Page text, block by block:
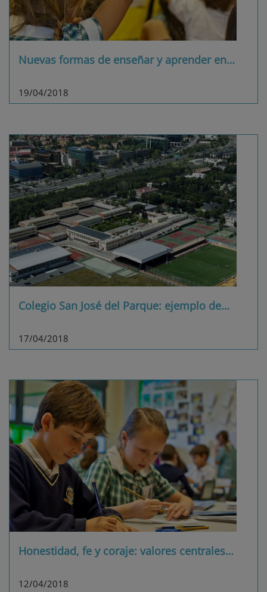
Nuevas formas de enseñar y aprender en…
19/04/2018
Colegio San José del Parque: ejemplo de…
17/04/2018
Honestidad, fe y coraje: valores centrales…
12/04/2018